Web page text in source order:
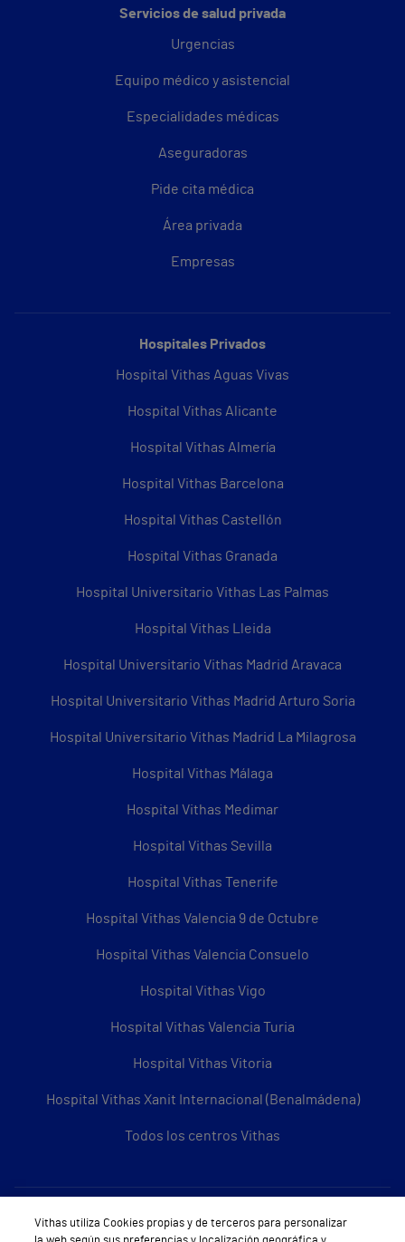
Servicios de salud privada
Urgencias
Equipo médico y asistencial
Especialidades médicas
Aseguradoras
Pide cita médica
Área privada
Empresas
Hospitales Privados
Hospital Vithas Aguas Vivas
Hospital Vithas Alicante
Hospital Vithas Almería
Hospital Vithas Barcelona
Hospital Vithas Castellón
Hospital Vithas Granada
Hospital Universitario Vithas Las Palmas
Hospital Vithas Lleida
Hospital Universitario Vithas Madrid Aravaca
Hospital Universitario Vithas Madrid Arturo Soria
Hospital Universitario Vithas Madrid La Milagrosa
Hospital Vithas Málaga
Hospital Vithas Medimar
Hospital Vithas Sevilla
Hospital Vithas Tenerife
Hospital Vithas Valencia 9 de Octubre
Hospital Vithas Valencia Consuelo
Hospital Vithas Vigo
Hospital Vithas Valencia Turia
Hospital Vithas Vitoria
Hospital Vithas Xanit Internacional (Benalmádena)
Todos los centros Vithas
Sobre Vithas
Vithas utiliza Cookies propias y de terceros para personalizar